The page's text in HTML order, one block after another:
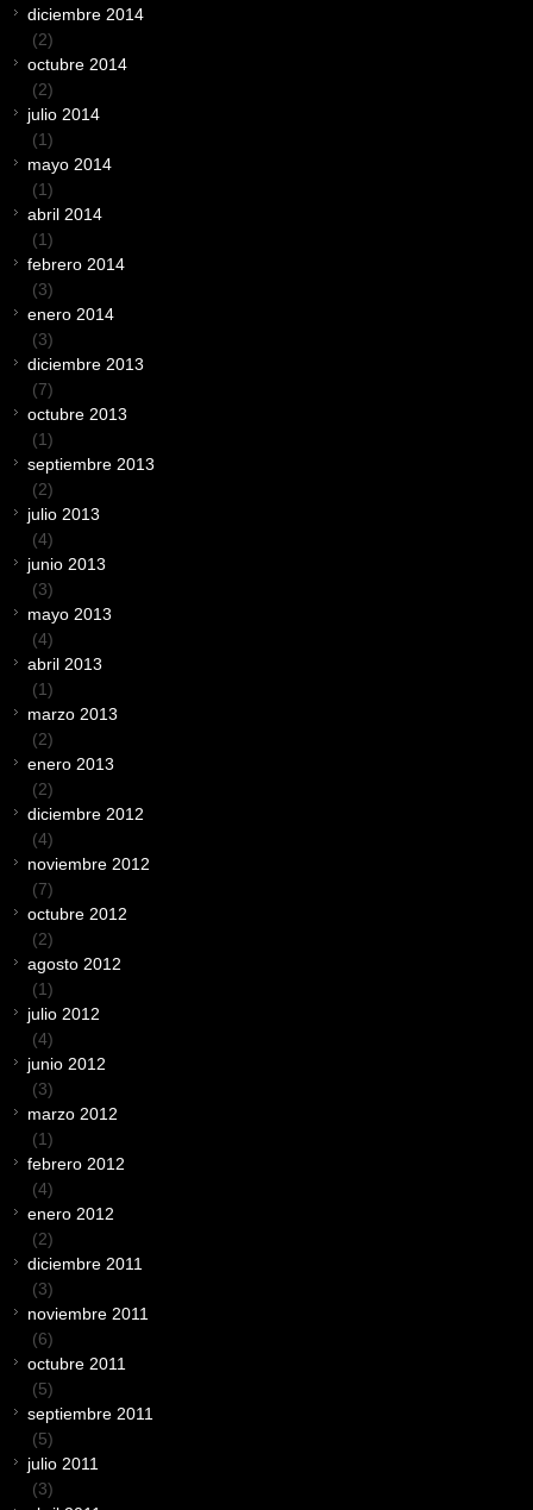
diciembre 2014
(2)
octubre 2014
(2)
julio 2014
(1)
mayo 2014
(1)
abril 2014
(1)
febrero 2014
(3)
enero 2014
(3)
diciembre 2013
(7)
octubre 2013
(1)
septiembre 2013
(2)
julio 2013
(4)
junio 2013
(3)
mayo 2013
(4)
abril 2013
(1)
marzo 2013
(2)
enero 2013
(2)
diciembre 2012
(4)
noviembre 2012
(7)
octubre 2012
(2)
agosto 2012
(1)
julio 2012
(4)
junio 2012
(3)
marzo 2012
(1)
febrero 2012
(4)
enero 2012
(2)
diciembre 2011
(3)
noviembre 2011
(6)
octubre 2011
(5)
septiembre 2011
(5)
julio 2011
(3)